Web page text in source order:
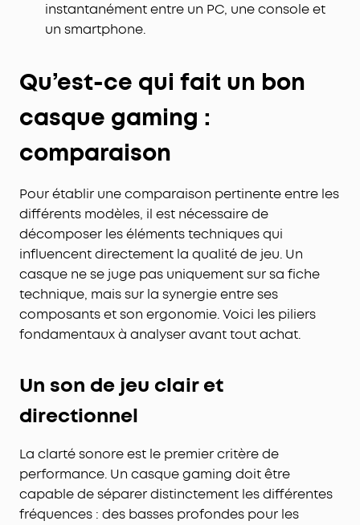
instantanément entre un PC, une console et
un smartphone.
Qu’est-ce qui fait un bon
casque gaming :
comparaison
Pour établir une comparaison pertinente entre les
différents modèles, il est nécessaire de
décomposer les éléments techniques qui
influencent directement la qualité de jeu. Un
casque ne se juge pas uniquement sur sa fiche
technique, mais sur la synergie entre ses
composants et son ergonomie. Voici les piliers
fondamentaux à analyser avant tout achat.
Un son de jeu clair et
directionnel
La clarté sonore est le premier critère de
performance. Un casque gaming doit être
capable de séparer distinctement les différentes
fréquences : des basses profondes pour les